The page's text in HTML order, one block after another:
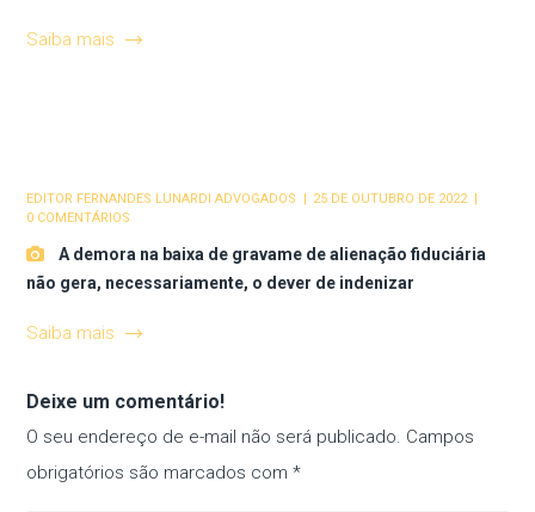
Saiba mais
EDITOR FERNANDES LUNARDI ADVOGADOS
25 DE OUTUBRO DE 2022
0 COMENTÁRIOS
A demora na baixa de gravame de alienação fiduciária
não gera, necessariamente, o dever de indenizar
Saiba mais
Deixe um comentário!
O seu endereço de e-mail não será publicado. Campos
obrigatórios são marcados com*